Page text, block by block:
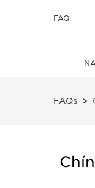
FAQ
FAQs